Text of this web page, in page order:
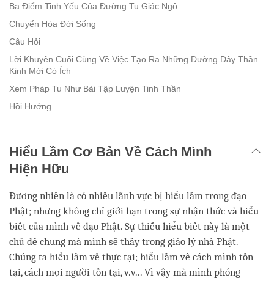
Ba Điểm Tinh Yếu Của Đường Tu Giác Ngộ
Chuyển Hóa Đời Sống
Câu Hỏi
Lời Khuyên Cuối Cùng Về Việc Tạo Ra Những Đường Dây Thần
Kinh Mới Có Ích
Xem Pháp Tu Như Bài Tập Luyện Tinh Thần
Hồi Hướng
Hiểu Lầm Cơ Bản Về Cách Mình
Hiện Hữu
Đương nhiên là có nhiều lãnh vực bị hiểu lầm trong đạo
Phật; nhưng không chỉ giới hạn trong sự nhận thức và hiểu
biết của mình về đạo Phật. Sự thiếu hiểu biết này là một
chủ đề chung mà mình sẽ thấy trong giáo lý nhà Phật.
Chúng ta hiểu lầm về thực tại; hiểu lầm về cách mình tồn
tại, cách mọi người tồn tại, v.v... Vì vậy mà mình phóng